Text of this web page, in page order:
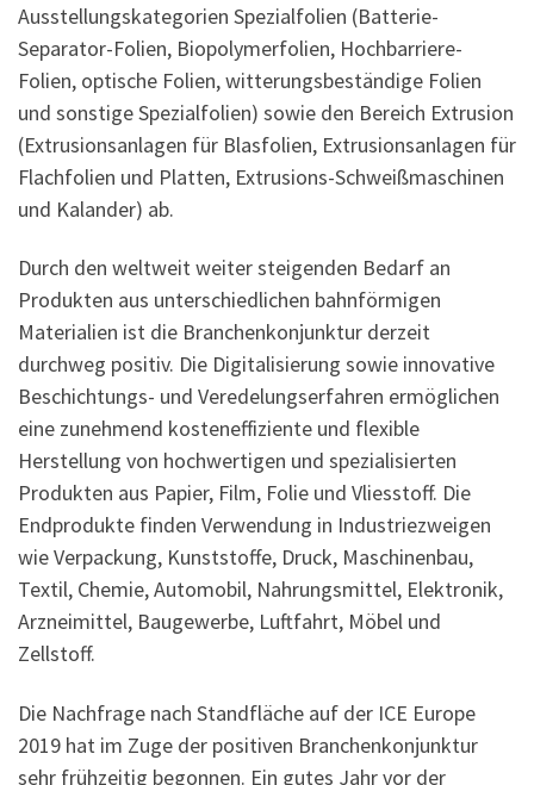
Ausstellungskategorien Spezialfolien (Batterie-
Separator-Folien, Biopolymerfolien, Hochbarriere-
Folien, optische Folien, witterungsbeständige Folien
und sonstige Spezialfolien) sowie den Bereich Extrusion
(Extrusionsanlagen für Blasfolien, Extrusionsanlagen für
Flachfolien und Platten, Extrusions-Schweißmaschinen
und Kalander) ab.
Durch den weltweit weiter steigenden Bedarf an
Produkten aus unterschiedlichen bahnförmigen
Materialien ist die Branchenkonjunktur derzeit
durchweg positiv. Die Digitalisierung sowie innovative
Beschichtungs- und Veredelungserfahren ermöglichen
eine zunehmend kosteneffiziente und flexible
Herstellung von hochwertigen und spezialisierten
Produkten aus Papier, Film, Folie und Vliesstoff. Die
Endprodukte finden Verwendung in Industriezweigen
wie Verpackung, Kunststoffe, Druck, Maschinenbau,
Textil, Chemie, Automobil, Nahrungsmittel, Elektronik,
Arzneimittel, Baugewerbe, Luftfahrt, Möbel und
Zellstoff.
Die Nachfrage nach Standfläche auf der ICE Europe
2019 hat im Zuge der positiven Branchenkonjunktur
sehr frühzeitig begonnen. Ein gutes Jahr vor der